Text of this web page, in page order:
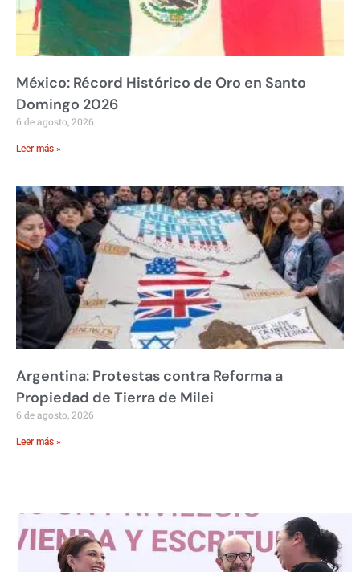
México: Récord Histórico de Oro en Santo
Domingo 2026
6 de agosto, 2026
Leer más »
Argentina: Protestas contra Reforma a
Propiedad de Tierra de Milei
6 de agosto, 2026
Leer más »